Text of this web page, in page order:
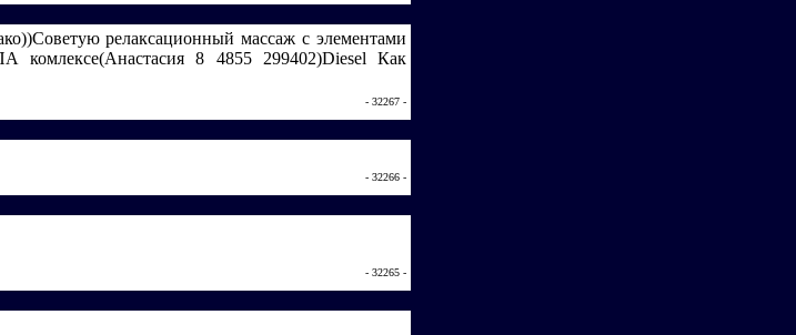
релаксационный массаж с элементами
8 4855 299402)Diesel Как
- 32267 -
- 32266 -
- 32265 -